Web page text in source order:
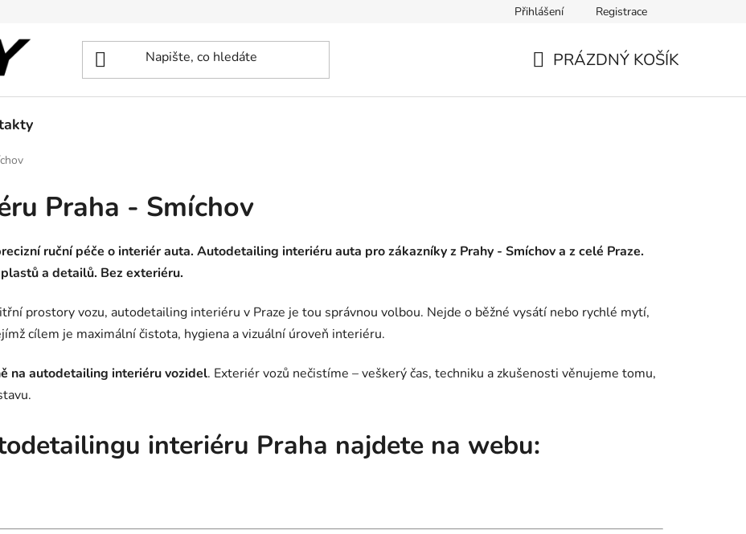
Přihlášení Registrace
PRÁZDNÝ KOŠÍK
Praha - Smíchov
ruční péče o interiér auta. Autodetailing interiéru auta pro zákazníky z Prahy - Smíchov a z celé Praze.
a detailů. Bez exteriéru.
prostory vozu, autodetailing interiéru v Praze je tou správnou volbou. Nejde o běžné vysátí nebo rychlé mytí,
cílem je maximální čistota, hygiena a vizuální úroveň interiéru.
na autodetailing interiéru vozidel. Exteriér vozů nečistíme – veškerý čas, techniku a zkušenosti věnujeme tomu,
interiéru Praha najdete na webu: